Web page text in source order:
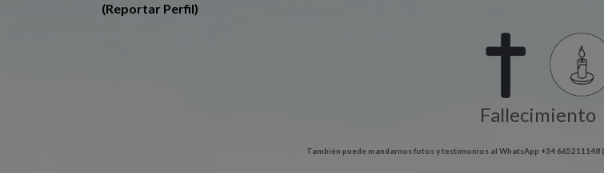
(Reportar Perfil)
Fallecimiento
También puede mandarnos fotos y testimonios al WhatsApp +34 665211148